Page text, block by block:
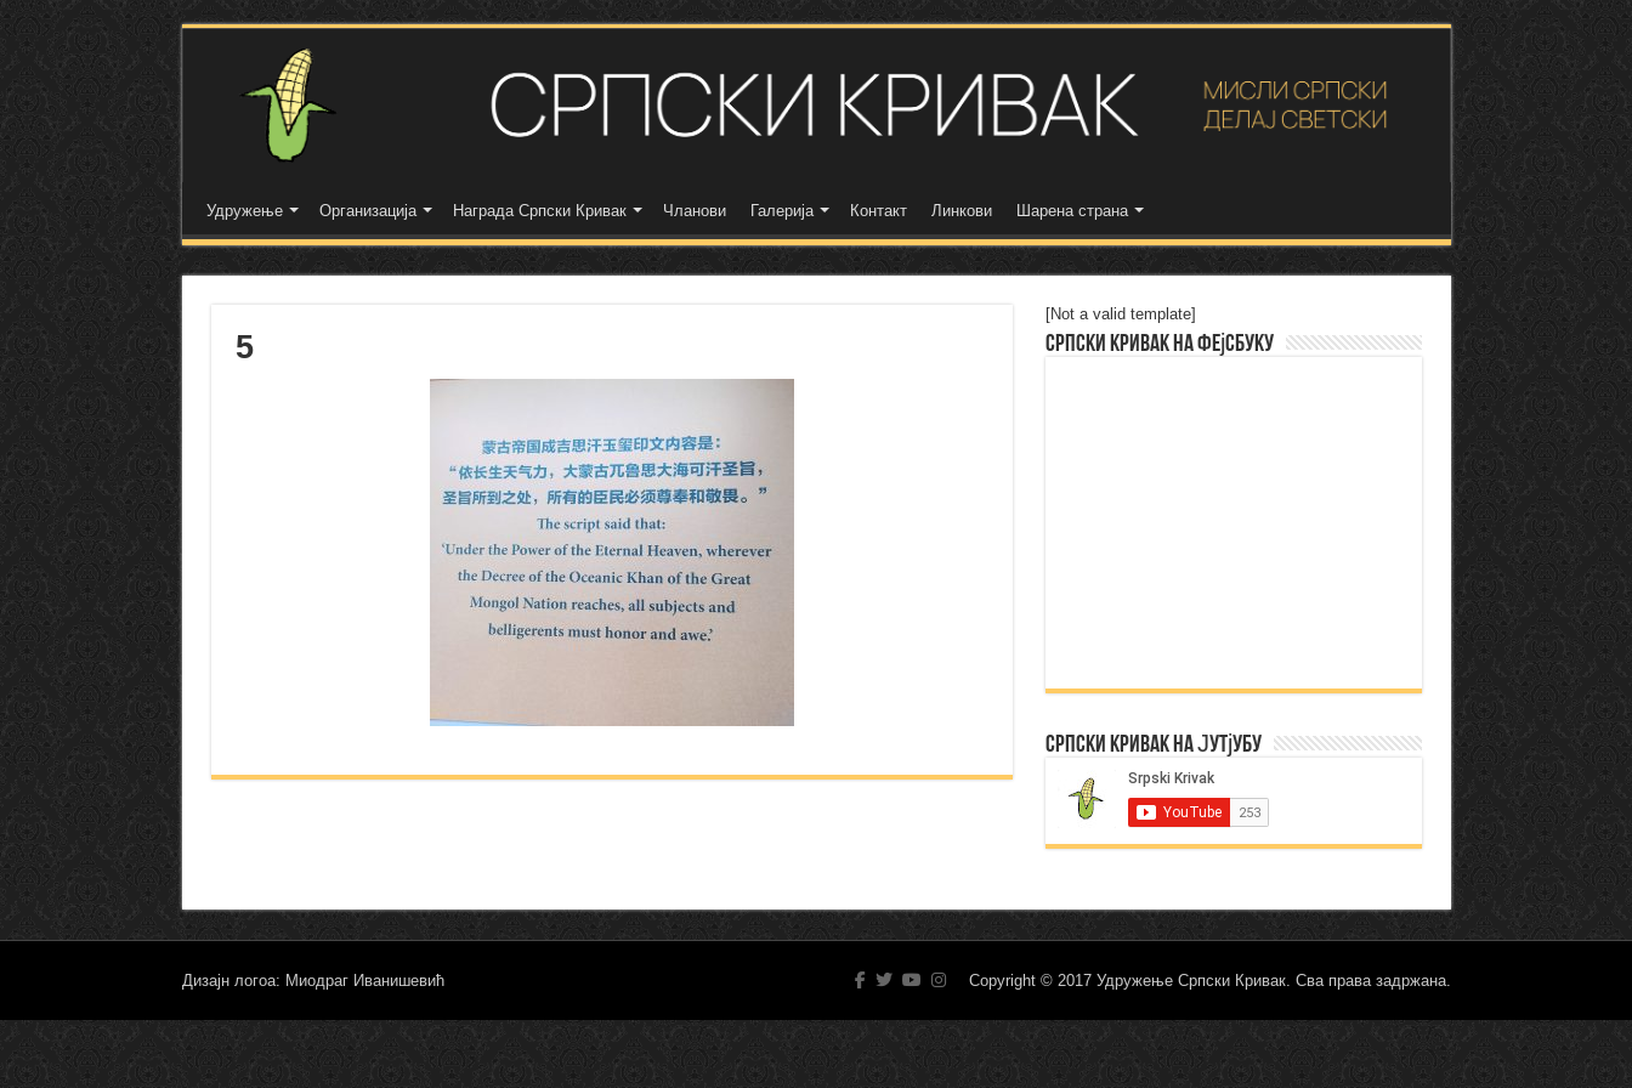
Удружење Организација Награда Српски Кривак Чланови Галерија Контакт Линкови Шарена страна
5
[Not a valid template]
Српски Кривак на Фејсбуку
Српски Кривак на Јутјубу
Copyright © 2017 Удружење Српски Кривак. Сва права задржана.
Дизајн логоа: Миодраг Иванишевић